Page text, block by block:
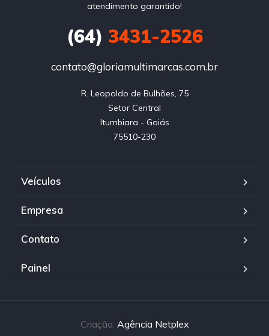
atendimento garantido!
(64) 3431-2526
contato@gloriamultimarcas.com.br
R. Leopoldo de Bulhões, 75
Setor Central
Itumbiara - Goiás
75510-230
Veículos
Empresa
Contato
Painel
Criação: Agência Netplex